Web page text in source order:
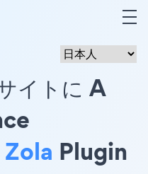
イトに A
Zola Plugin